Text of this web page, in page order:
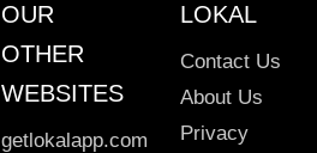
OUR
OTHER
WEBSITES
getlokalapp.com
LOKAL
Contact Us
About Us
Privacy